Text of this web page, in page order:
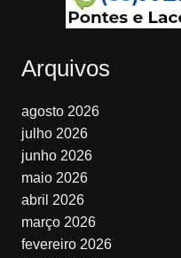
Arquivos
agosto 2026
julho 2026
junho 2026
maio 2026
abril 2026
março 2026
fevereiro 2026